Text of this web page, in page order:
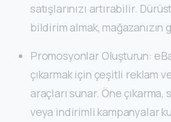
satışlarınızı artırabilir.
bildirim almak, mağazanızın
Promosyonlar Oluşturun:
çıkarmak için çeşitli reklam
araçları sunar. Öne
veya indirimli kampanyalar